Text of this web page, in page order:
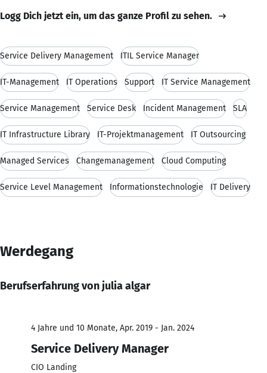
Logg Dich jetzt ein, um das ganze Profil zu sehen.
Service Delivery Management ITIL Service Manager
IT-Management IT Operations Support IT Service Management
Service Management Service Desk Incident Management SLA
IT Infrastructure Library IT-Projektmanagement IT Outsourcing
Managed Services Changemanagement Cloud Computing
Service Level Management Informationstechnologie IT Delivery
Werdegang
Berufserfahrung von julia algar
4 Jahre und 10 Monate, Apr. 2019 - Jan. 2024
Service Delivery Manager
CIO Landing